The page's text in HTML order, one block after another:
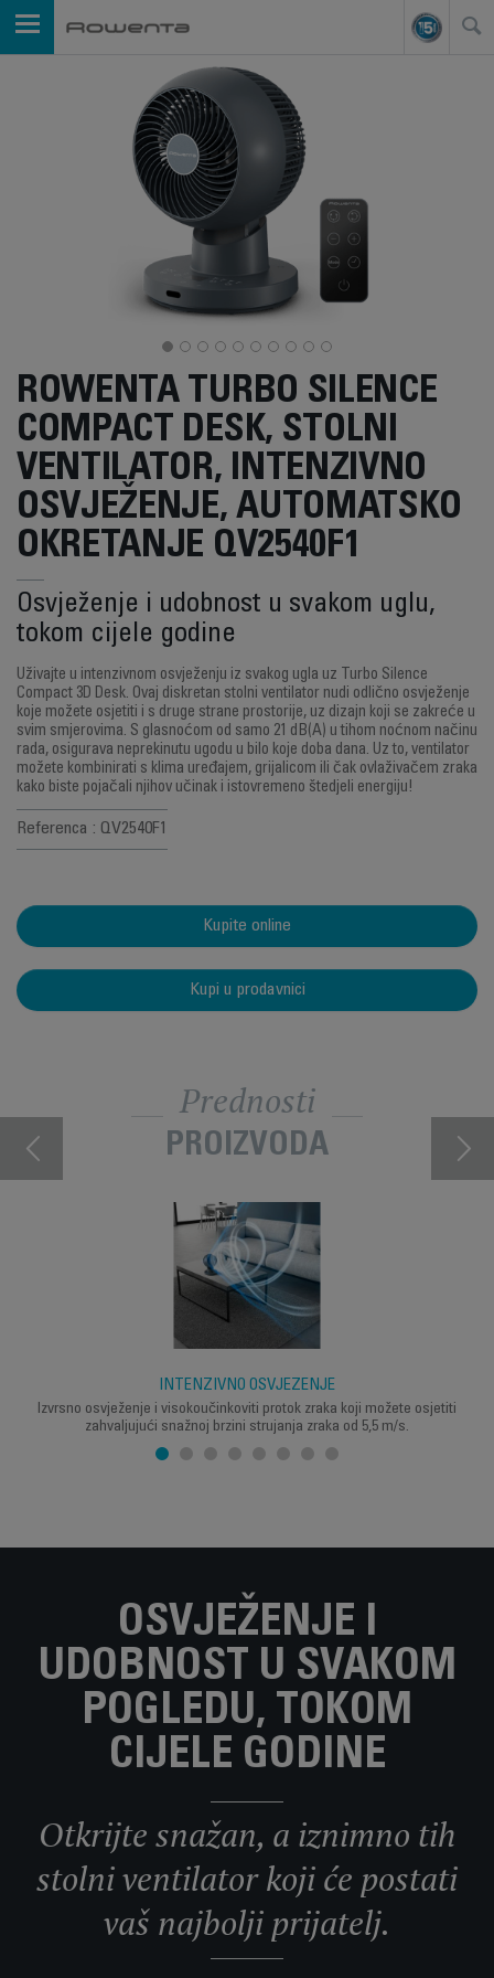
ROWENTA TURBO SILENCE
COMPACT DESK, STOLNI
VENTILATOR, INTENZIVNO
OSVJEŽENJE, AUTOMATSKO
OKRETANJE QV2540F1
Osvježenje i udobnost u svakom uglu,
tokom cijele godine
Uživajte u intenzivnom osvježenju iz svakog ugla uz Turbo Silence
Compact 3D Desk. Ovaj diskretan stolni ventilator nudi odlično osvježenje
koje možete osjetiti i s druge strane prostorije, uz dizajn koji se zakreće u
svim smjerovima. S glasnoćom od samo 21 dB(A) u tihom noćnom načinu
rada, osigurava neprekinutu ugodu u bilo koje doba dana. Uz to, ventilator
možete kombinirati s klima uređajem, grijalicom ili čak ovlaživačem zraka
kako biste pojačali njihov učinak i istovremeno štedjeli energiju!
Referenca : QV2540F1
Kupite online
Kupi u prodavnici
Prednosti
PROIZVODA
INTENZIVNO OSVJEŽENJE
Izvrsno osvježenje i visokoučinkoviti protok zraka koji možete osjetiti
zahvaljujući snažnoj brzini strujanja zraka od 5,5 m/s.
OSVJEŽENJE I
UDOBNOST U SVAKOM
POGLEDU, TOKOM
CIJELE GODINE
Otkrijte snažan, a iznimno tih
stolni ventilator koji će postati
vaš najbolji prijatelj.